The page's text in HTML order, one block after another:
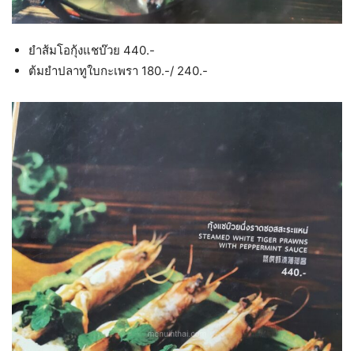
ยำส้มโอกุ้งแชบ๊วย 440.-
ต้มยำปลาทูใบกะเพรา 180.-/ 240.-